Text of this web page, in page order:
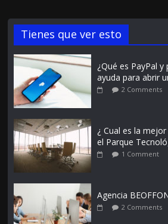
Tienes que ver esto
¿Qué es PayPal
ayuda para abrir
2 Comments
¿ Cual es la
el Parque
1 Comment
Agencia
2 Comments